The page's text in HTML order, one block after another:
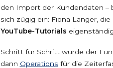
den Import der Kundendaten –
sich zügig ein: Fiona Langer,
YouTube-Tutorials
Schritt für Schritt wurde der
dann Operations für die